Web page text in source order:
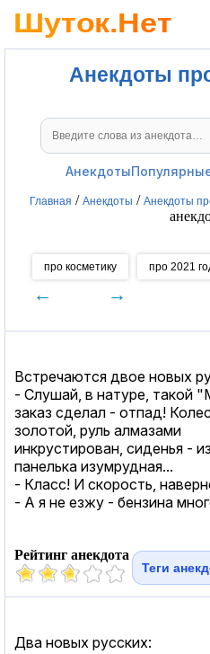
Анекдоты
Анекдоты
Главная / Анекдоты / Анекдоты
про косметику про 2021
← →
Встречаются двое новых
- Слушай, в натуре, такой
заказ сделал - отпад!
золотой, руль алмазами
инкрустирован, сиденья -
панелька изумрудная...
- Класс! И скорость,
- А я не езжу - бензина
Рейтинг анекдота
Теги
Два новых русских: